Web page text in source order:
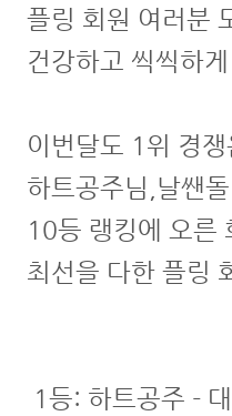
플링 회원 여러분
건강하고 씩씩하
이번달도 1위 경
하트공주님,날쌘
10등 랭킹에 오른
최선을 다한 플링
1등: 하트공주 -